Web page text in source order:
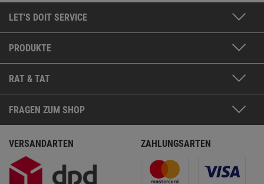
LET'S DOIT SERVICE
PRODUKTE
RAT & TAT
FRAGEN ZUM SHOP
VERSANDARTEN ZAHLUNGSARTEN